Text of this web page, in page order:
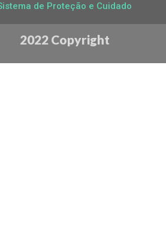
de Proteção e Cuidado
2022 Copyright